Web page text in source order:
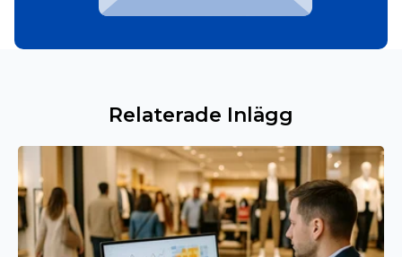
Relaterade Inlägg